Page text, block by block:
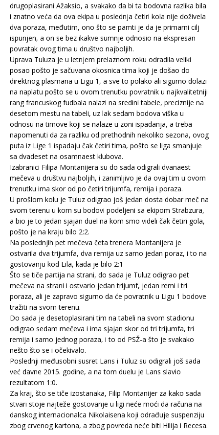
drugoplasirani Ažaksio, a svakako da bi ta bodovna razlika bila
i znatno veća da ova ekipa u poslednja četiri kola nije doživela
dva poraza, međutim, ono što se pamti je da je primarni cilj
ispunjen, a on se bez ikakve sumnje odnosio na ekspresan
povratak ovog tima u društvo najboljih.
Uprava Tuluza je u letnjem prelaznom roku odradila veliki
posao pošto je sačuvana okosnica tima koji je došao do
direktnog plasmana u Ligu 1, a sve to polako ali sigurno dolazi
na naplatu pošto se u ovom trenutku povratnik u najkvalitetniji
rang francuskog fudbala nalazi na sredini tabele, preciznije na
desetom mestu na tabeli, uz lak sedam bodova viška u
odnosu na timove koji se nalaze u zoni ispadanja, a treba
napomenuti da za razliku od prethodnih nekoliko sezona, ovog
puta iz Lige 1 ispadaju čak četiri tima, pošto se liga smanjuje
sa dvadeset na osamnaest klubova.
Izabranici Filipa Montanijera su do sada odigrali dvanaest
mečeva u društvu najboljih, i zanimljivo je da ovaj tim u ovom
trenutku ima skor od po četiri trijumfa, remija i poraza.
U prošlom kolu je Tuluz odigrao još jedan dosta dobar meč na
svom terenu u kom su bodovi podeljeni sa ekipom Strabzura,
a bio je to jedan sjajan duel na kom smo videli čak četiri gola,
pošto je na kraju bilo 2:2.
Na poslednjih pet mečeva četa trenera Montanijera je
ostvarila dva trijumfa, dva remija uz samo jedan poraz, i to na
gostovanju kod Lila, kada je bilo 2:1
Što se tiče partija na strani, do sada je Tuluz odigrao pet
mečeva na strani i ostvario jedan trijumf, jedan remi i tri
poraza, ali je zapravo sigurno da će povratnik u Ligu 1 bodove
tražiti na svom terenu.
Do sada je desetoplasirani tim na tabeli na svom stadionu
odigrao sedam mečeva i ima sjajan skor od tri trijumfa, tri
remija i samo jednog poraza, i to od PSŽ-a što je svakako
nešto što se i očekivalo.
Poslednji međusobni susret Lans i Tuluz su odigrali još sada
već davne 2015. godine, a na tom duelu je Lans slavio
rezultatom 1:0.
Za kraj, što se tiče izostanaka, Filip Montanijer za kako sada
stvari stoje najteže gostovanje u ligi neće moći da računa na
danskog internacionalca Nikolaisena koji odrađuje suspenziju
zbog crvenog kartona, a zbog povreda neće biti Hilija i Recesa.